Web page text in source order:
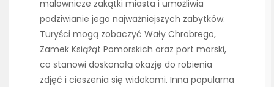
malownicze zakątki miasta i umożliwia
podziwianie jego najważniejszych zabytków.
Turyści mogą zobaczyć Wały Chrobrego,
Zamek Książąt Pomorskich oraz port morski,
co stanowi doskonałą okazję do robienia
zdjęć i cieszenia się widokami. Inna popularna